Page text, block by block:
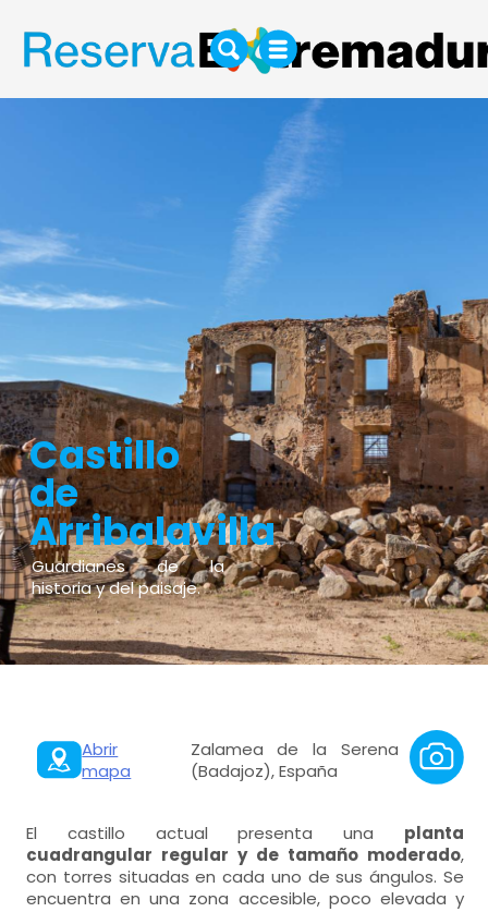
Castillo
de
Arribalavilla
Guardianes de la
historia y del paisaje.
Abrir
mapa
Zalamea de la Serena
(Badajoz), España
El castillo actual presenta una planta
cuadrangular regular y de tamaño moderado,
con torres situadas en cada uno de sus ángulos. Se
encuentra en una zona accesible, poco elevada y